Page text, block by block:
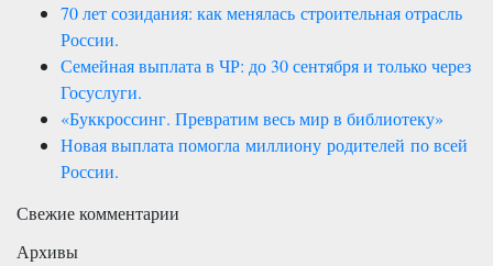
70 лет созидания: как менялась строительная отрасль
России.
Семейная выплата в ЧР: до 30 сентября и только через
Госуслуги.
«Буккроссинг. Превратим весь мир в библиотеку»
Новая выплата помогла миллиону родителей по всей
России.
Свежие комментарии
Архивы